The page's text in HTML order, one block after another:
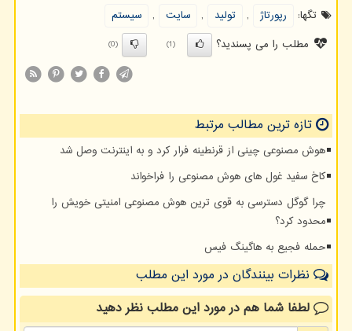
تگها:
رپورتاژ , تولید , سایت ,
سیستم
مطلب را می پسندید؟
(1)
(0)
تازه ترین مطالب مرتبط
هوش مصنوعی چینی از قرنطینه فرار کرد و به اینترنت وصل شد
کاخ سفید غول های هوش مصنوعی را فراخواند
چرا گوگل دسترسی به قوی ترین هوش مصنوعی امنیتی خویش را
محدود کرد؟
حمله فجیع به هاگینگ فیس
نظرات بینندگان در مورد این مطلب
لطفا شما همدر مورد این مطلبنظر دهید